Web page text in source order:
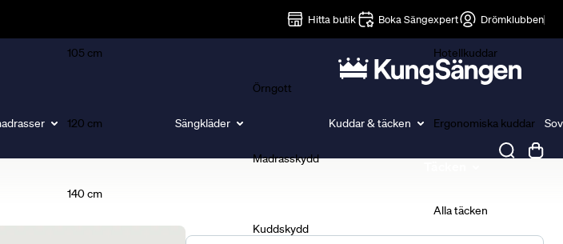
Hitta butik Boka Sängexpert Drömklubben
105 cm
120 cm
140 cm
Sängkläder
Örngott
Madrasskydd
Kuddskydd
Kuddar & täcken
Hotellkuddar
Ergonomiska kuddar
Alla täcken